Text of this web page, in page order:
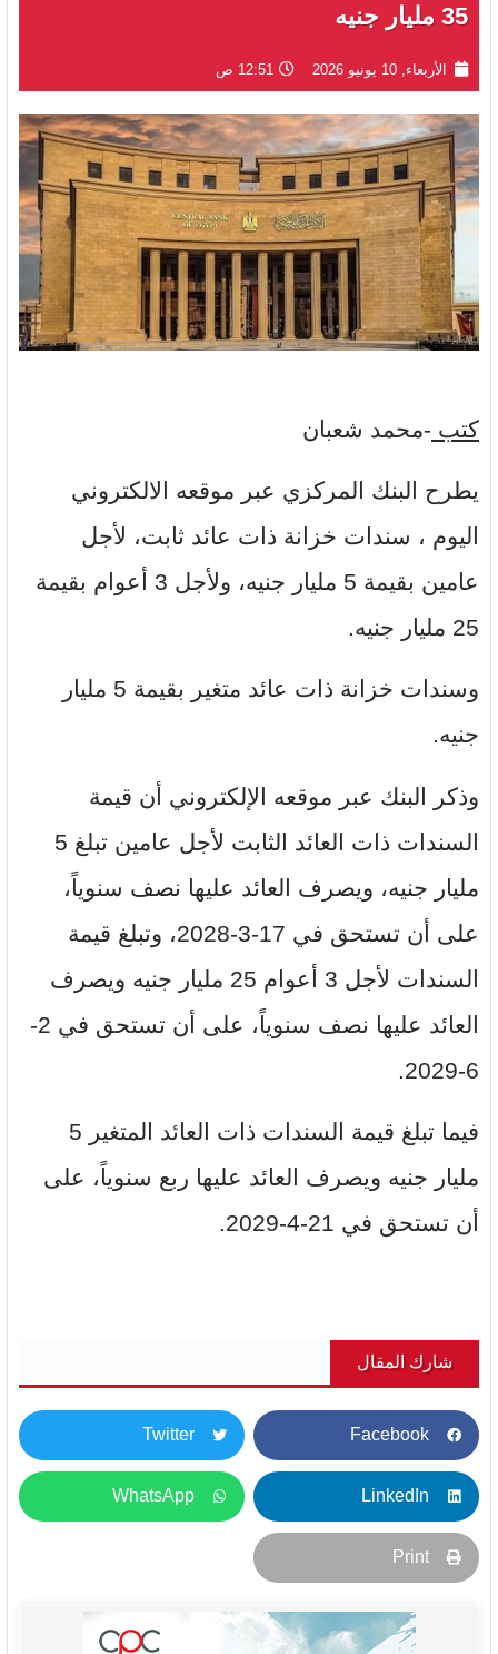
35 مليار جنيه
الأربعاء, 10 يونيو 2026 12:51 ص
كتب -محمد شعبان
يطرح البنك المركزي عبر موقعه الالكتروني
اليوم ، سندات خزانة ذات عائد ثابت، لأجل
عامين بقيمة 5 مليار جنيه، ولأجل 3 أعوام بقيمة
25 مليار جنيه.
وسندات خزانة ذات عائد متغير بقيمة 5 مليار
جنيه.
وذكر البنك عبر موقعه الإلكتروني أن قيمة
السندات ذات العائد الثابت لأجل عامين تبلغ 5
مليار جنيه، ويصرف العائد عليها نصف سنوياً،
على أن تستحق في 17-3-2028، وتبلغ قيمة
السندات لأجل 3 أعوام 25 مليار جنيه ويصرف
العائد عليها نصف سنوياً، على أن تستحق في 2-
6-2029.
فيما تبلغ قيمة السندات ذات العائد المتغير 5
مليار جنيه ويصرف العائد عليها ربع سنوياً، على
أن تستحق في 21-4-2029.
شارك المقال
Facebook
Twitter
LinkedIn
WhatsApp
Print